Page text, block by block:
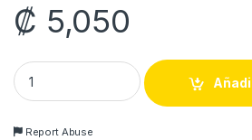
₡ 5,050
PRIMER GEL GOLD quantity
Report Abuse